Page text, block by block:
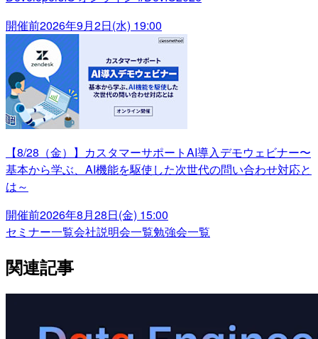
開催前2026年9月2日(水) 19:00
【8/28（金）】カスタマーサポートAI導入デモウェビナー〜
基本から学ぶ、AI機能を駆使した次世代の問い合わせ対応と
は～
開催前2026年8月28日(金) 15:00
セミナー一覧会社説明会一覧勉強会一覧
関連記事